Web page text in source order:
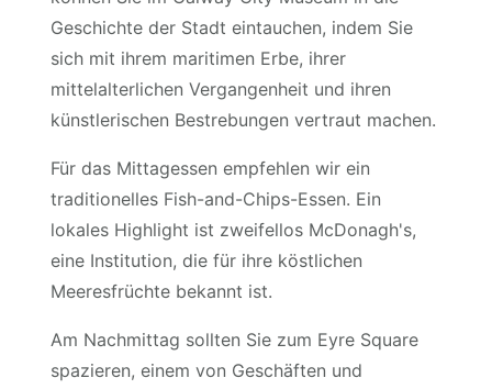
Geschichte der Stadt eintauchen, indem Sie
sich mit ihrem maritimen Erbe, ihrer
mittelalterlichen Vergangenheit und ihren
künstlerischen Bestrebungen vertraut machen.
Für das Mittagessen empfehlen wir ein
traditionelles Fish-and-Chips-Essen. Ein
lokales Highlight ist zweifellos McDonagh's,
eine Institution, die für ihre köstlichen
Meeresfrüchte bekannt ist.
Am Nachmittag sollten Sie zum Eyre Square
spazieren, einem von Geschäften und